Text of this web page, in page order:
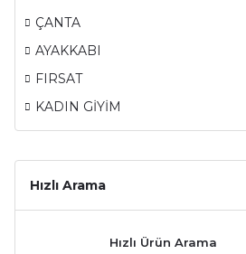
ÇANTA
AYAKKABI
FIRSAT
KADIN GİYİM
Hızlı Arama
Hızlı Ürün Arama